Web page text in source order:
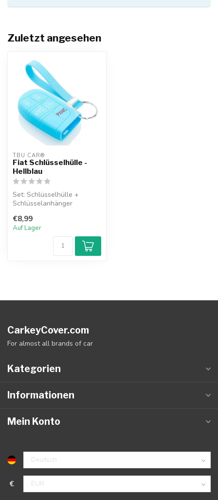
Zuletzt angesehen
TBU CAR®
Fiat Schlüsselhülle -
Hellblau
Set: Schlüsselhülle +
Schlüsselanhänger
€8,99
Auf Lager
CarkeyCover.com
For almost all brands of car
Kategorien
Informationen
Mein Konto
€